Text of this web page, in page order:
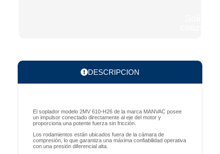
DESCRIPCION
El soplador modelo 2MV 610-H26 de la marca MANVAC posee
un impulsor conectado directamente al eje del motor y
proporciona una potente fuerza sin fricción.
Los rodamientos están ubicados fuera de la cámara de
compresión, lo que garantiza una máxima confiabilidad operativa
con una presión diferencial alta.